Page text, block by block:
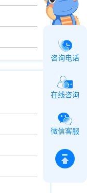
咨询电话
在线咨询
微信客服